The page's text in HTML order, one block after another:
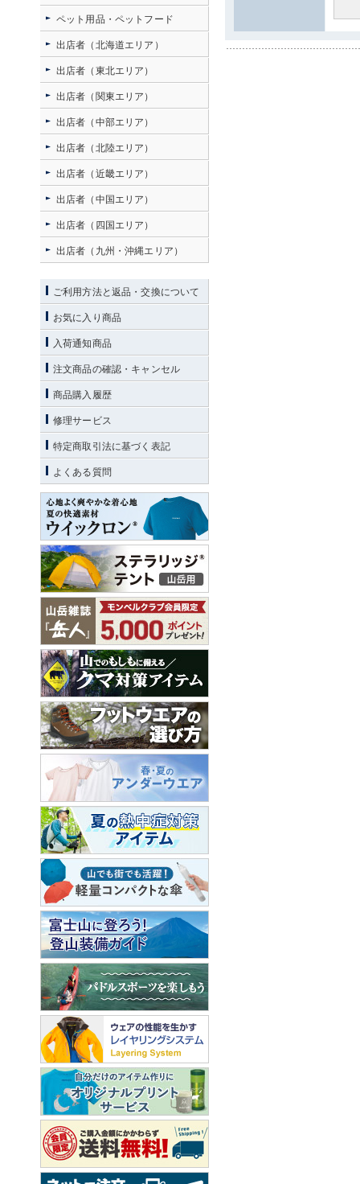
ペット用品・ペットフード
出店者（北海道エリア）
出店者（東北エリア）
出店者（関東エリア）
出店者（中部エリア）
出店者（北陸エリア）
出店者（近畿エリア）
出店者（中国エリア）
出店者（四国エリア）
出店者（九州・沖縄エリア）
ご利用方法と返品・交換について
お気に入り商品
入荷通知商品
注文商品の確認・キャンセル
商品購入履歴
修理サービス
特定商取引法に基づく表記
よくある質問